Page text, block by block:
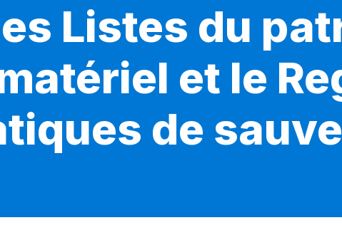
Listes du
et le
de